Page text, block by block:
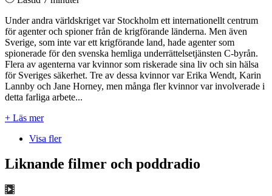
Under andra världskriget var Stockholm ett internationellt centrum
för agenter och spioner från de krigförande länderna. Men även
Sverige, som inte var ett krigförande land, hade agenter som
spionerade för den svenska hemliga underrättelsetjänsten C-byrån.
Flera av agenterna var kvinnor som riskerade sina liv och sin hälsa
för Sveriges säkerhet. Tre av dessa kvinnor var Erika Wendt, Karin
Lannby och Jane Horney, men många fler kvinnor var involverade i
detta farliga arbete...
+ Läs mer
Visa fler
Liknande filmer och poddradio